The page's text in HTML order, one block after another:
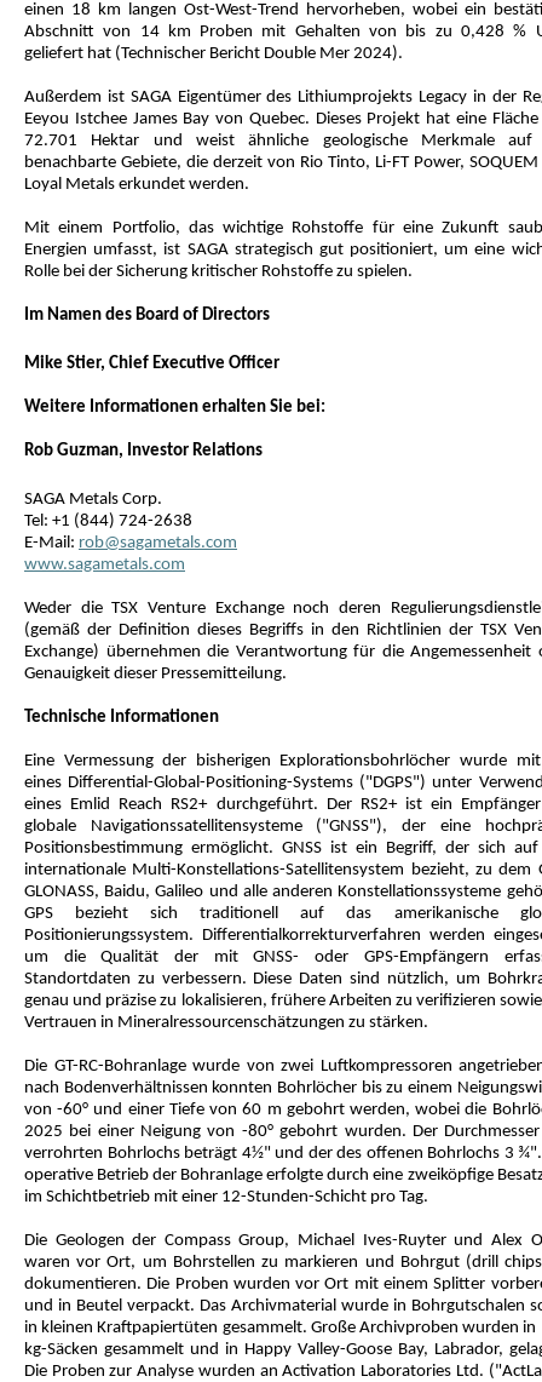
einen 18 km langen Ost-West-Trend hervorheben, wobei ein
Abschnitt von 14 km Proben mit Gehalten von bis zu 0,428 %
geliefert hat (Technischer Bericht Double Mer 2024).
Außerdem ist SAGA Eigentümer des Lithiumprojekts Legacy in der
Eeyou Istchee James Bay von Quebec. Dieses Projekt hat eine
72.701 Hektar und weist ähnliche geologische Merkmale auf
benachbarte Gebiete, die derzeit von Rio Tinto, Li-FT Power,
Loyal Metals erkundet werden.
Mit einem Portfolio, das wichtige Rohstoffe für eine Zukunft
Energien umfasst, ist SAGA strategisch gut positioniert, um eine
Rolle bei der Sicherung kritischer Rohstoffe zu spielen.
Im Namen des Board of Directors
Mike Stier, Chief Executive Officer
Weitere Informationen erhalten Sie bei:
Rob Guzman, Investor Relations
SAGA Metals Corp.
Tel: +1 (844) 724-2638
E-Mail: rob@sagametals.com
www.sagametals.com
Weder die TSX Venture Exchange noch deren
(gemäß der Definition dieses Begriffs in den Richtlinien der TSX
Exchange) übernehmen die Verantwortung für die Angemessenheit
Genauigkeit dieser Pressemitteilung.
Technische Informationen
Eine Vermessung der bisherigen Explorationsbohrlöcher wurde
eines Differential-Global-Positioning-Systems ("DGPS") unter
eines Emlid Reach RS2+ durchgeführt. Der RS2+ ist ein
globale Navigationssatellitensysteme ("GNSS"), der eine
Positionsbestimmung ermöglicht. GNSS ist ein Begriff, der sich
internationale Multi-Konstellations-Satellitensystem bezieht, zu dem
GLONASS, Baidu, Galileo und alle anderen Konstellationssysteme
GPS bezieht sich traditionell auf das amerikanische
Positionierungssystem. Differentialkorrekturverfahren werden
um die Qualität der mit GNSS- oder GPS-Empfängern
Standortdaten zu verbessern. Diese Daten sind nützlich, um
genau und präzise zu lokalisieren, frühere Arbeiten zu verifizieren
Vertrauen in Mineralressourcenschätzungen zu stärken.
Die GT-RC-Bohranlage wurde von zwei Luftkompressoren
nach Bodenverhältnissen konnten Bohrlöcher bis zu einem
von -60° und einer Tiefe von 60 m gebohrt werden, wobei die
2025 bei einer Neigung von -80° gebohrt wurden. Der
verrohrten Bohrlochs beträgt 4½" und der des offenen Bohrlochs 3
operative Betrieb der Bohranlage erfolgte durch eine zweiköpfige
im Schichtbetrieb mit einer 12-Stunden-Schicht pro Tag.
Die Geologen der Compass Group, Michael Ives-Ruyter und Alex
waren vor Ort, um Bohrstellen zu markieren und Bohrgut (drill
dokumentieren. Die Proben wurden vor Ort mit einem Splitter
und in Beutel verpackt. Das Archivmaterial wurde in Bohrgutschalen
in kleinen Kraftpapiertüten gesammelt. Große Archivproben wurden in
kg-Säcken gesammelt und in Happy Valley-Goose Bay, Labrador,
Die Proben zur Analyse wurden an Activation Laboratories Ltd.